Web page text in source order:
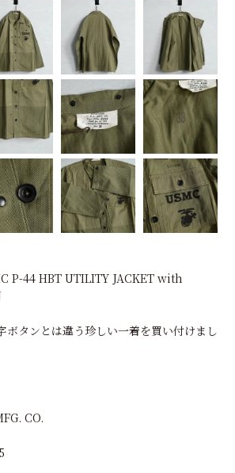
P-44 HBT UTILITY JACKET with
ボタンとは違う珍しい一着を買い付けまし
CO.